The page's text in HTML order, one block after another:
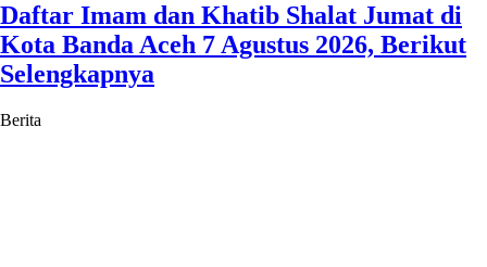
Daftar Imam dan Khatib Shalat Jumat di
Kota Banda Aceh 7 Agustus 2026, Berikut
Selengkapnya
Berita